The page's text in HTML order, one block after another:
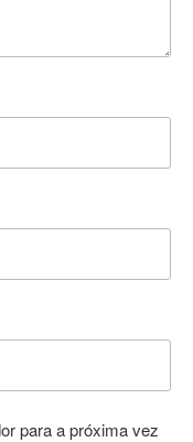
para a próxima vez